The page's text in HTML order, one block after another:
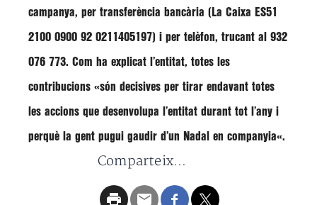
campanya, per transferència bancària (La Caixa ES51
2100 0900 92 0211405197) i per telèfon, trucant al 932
076 773. Com ha explicat l’entitat, totes les
contribucions «són decisives per tirar endavant totes
les accions que desenvolupa l’entitat durant tot l’any i
perquè la gent pugui gaudir d’un Nadal en companyia«.
Comparteix...